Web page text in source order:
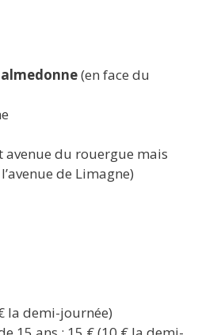
(en face du
avenue du rouergue mais
de Limagne)
la demi-journée)